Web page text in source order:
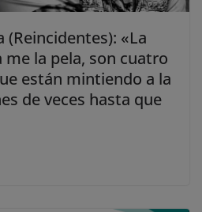
(Reincidentes): «La
la pela, son cuatro
están mintiendo a la
de veces hasta que